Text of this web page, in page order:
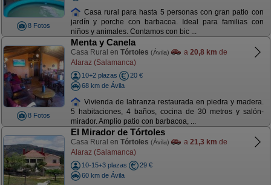
8 Fotos
Casa rural para hasta 5 personas con gran patio con
jardín y porche con barbacoa. Ideal para familias con
niños y animales. Contamos con bic ...
8 Fotos
Menta y Canela
Casa Rural en Tórtoles (Ávila) a 20,8 km de
Alaraz (Salamanca)
10+2 plazas
20 €
68 km de Ávila
Vivienda de labranza restaurada en piedra y madera.
5 habitaciones, 4 baños, cocina de 30 metros y salón-
mirador. Amplio patio con barbacoa, ...
El Mirador de Tórtoles
Casa Rural en Tórtoles (Ávila) a 21,3 km de
Alaraz (Salamanca)
10-15+3 plazas
29 €
60 km de Ávila